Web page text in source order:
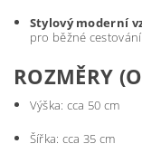
Stylový moderní
pro běžné cestování
ROZMĚRY
Výška: cca 50 cm
Šířka: cca 35 cm